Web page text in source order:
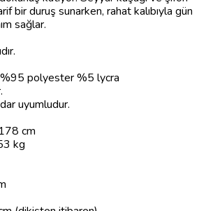
bir duruş sunarken, rahat kalıbıyla gün
sağlar.
%95 polyester %5 lycra
uyumludur.
cm
kg